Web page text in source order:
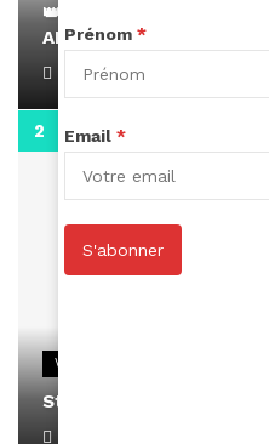
👑 Remerciements à
AMINA, le Magazine de la
April 1, 2022
VIDEOS
Stacy passe un message
Prénom *
Email *
S'abonner